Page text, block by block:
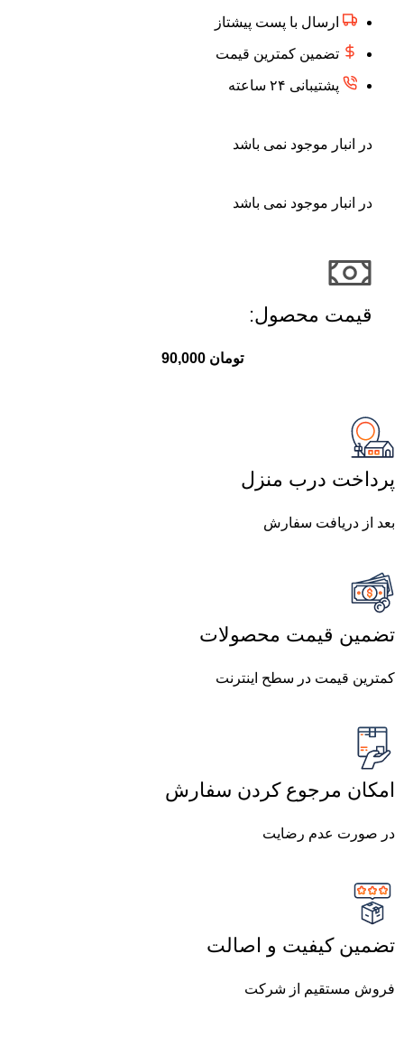
ارسال با پست پیشتاز
تضمین کمترین قیمت
پشتیبانی ۲۴ ساعته
در انبار موجود نمی باشد
در انبار موجود نمی باشد
قیمت محصول:​
تومان 90,000
پرداخت درب منزل
بعد از دریافت سفارش
تضمین قیمت محصولات
کمترین قیمت در سطح اینترنت
امکان مرجوع کردن سفارش
در صورت عدم رضایت
تضمین کیفیت و اصالت
فروش مستقیم از شرکت